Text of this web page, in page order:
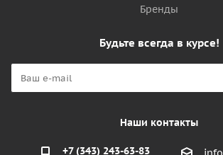
Бренды
Будьте всегда в курсе!
Наши контакты
+7 (343) 243-63-83